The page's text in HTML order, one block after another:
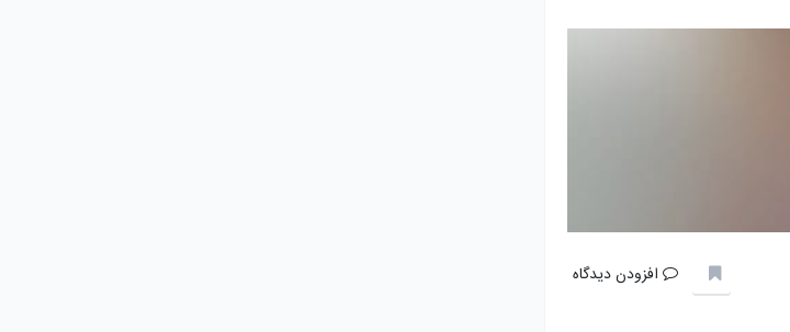
افزودن دیدگاه